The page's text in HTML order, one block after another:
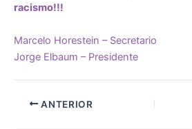
racismo!!!
Marcelo Horestein – Secretario
Jorge Elbaum – Presidente
ANTERIOR